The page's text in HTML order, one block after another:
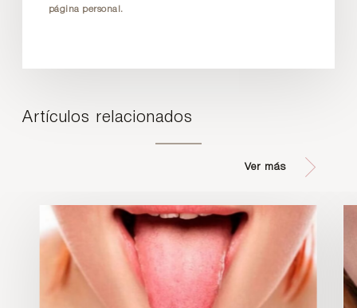
página personal.
Artículos relacionados
Ver más